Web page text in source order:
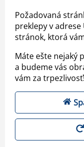
Požadovaná
preklepy v
stránok, ktorá
Máte ešte nejaký
a budeme vás
vám za trpezlivosť!